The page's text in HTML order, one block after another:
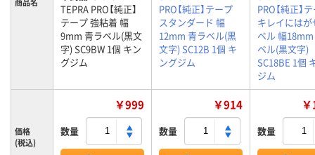
TEPRA PRO【純正】
テープ 強粘着 幅
9mm 青ラベル(黒文
字) SC9BW 1個 キン
グジム
PRO【純正】テープ
スタンダード 幅
12mm 青ラベル(黒
文字) SC12B 1個 キ
ングジム
PRO【純正】
キレイには
ベル 幅
ベル(黒文字)
SC18BE 1個
ジム
価格
(税込)
￥999
数量
￥914
数量 数量